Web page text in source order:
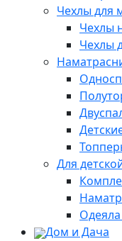
Чехлы для
Чехлы
Чехлы
Для
Дом и Дача